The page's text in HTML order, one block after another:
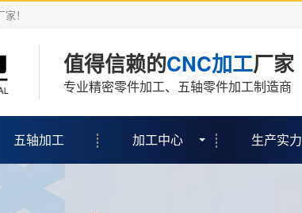
！
值得信赖的CNC加工厂家
专业精密零件加工、五轴零件加工制造商
五轴加工 加工中心 生产实力